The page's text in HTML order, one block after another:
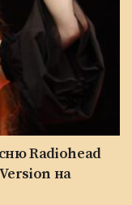
Radiohead
на